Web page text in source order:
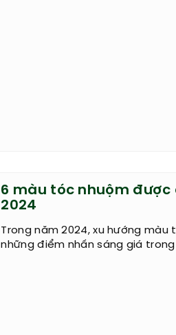
6 màu tóc nhuộm được
2024
Trong năm 2024, xu hướng
những điểm nhấn sáng giá